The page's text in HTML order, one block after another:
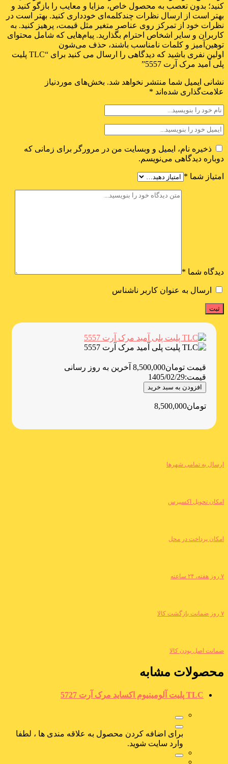
کنید؛ بدون تعصب به محصول خاص، مزایا و معایب را بازگو کنید و
بهتر است از ارسال نظرات چندکلمه‌‌ای خودداری کنید. بهتر است در
نظرات خود از تمرکز روی عناصر متغیر مثل قیمت، پرهیز کنید. به
کاربران و سایر اشخاص احترام بگذارید. پیام‌هایی که شامل محتوای
توهین‌آمیز و کلمات نامناسب باشند، حذف می‌شون
اولین نفری باشید که دیدگاهی را ارسال می کنید برای “TLC پلیت
پلی آمید مرک آرت 5557”
نشانی ایمیل شما منتشر نخواهد شد. بخش‌های موردنیاز
علامت‌گذاری شده‌اند *
ذخیره نام، ایمیل و وبسایت من در مرورگر برای زمانی که
دوباره دیدگاهی می‌نویسم.
امتیاز شما *
دیدگاه شما *
ارسال به عنوان کاربر ناشناس
قیمت تومان8,500,000 آخرین به روز رسانی
قیمت:1405/02/29
افزودن به سبد خرید
تومان8,500,000
ارسال به تمامی شهرها
امکان تحویل اکسپرس
امکان پرداخت در محل
۷ روز هفته، ۲۴ ساعته
۷ روز ضمانت بازگشت کالا
ضمانت اصل بودن کالا
محصولات مشابه
TLC پلیت آلومینیوم اکساید مرک آرت 5727
برای اضافه کردن محصول به علاقه مندی ها ، لطفا
وارد سایت شوید.